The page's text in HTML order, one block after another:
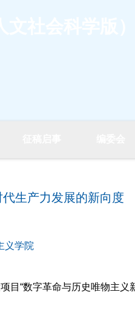
生产力发展的新向度
义学院
目“数字革命与历史唯物主义